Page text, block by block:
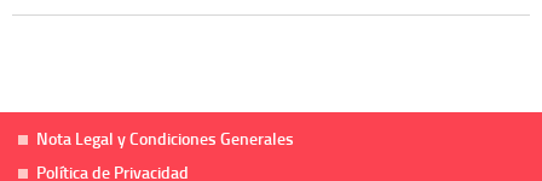
Nota Legal y Condiciones Generales
Política de Privacidad